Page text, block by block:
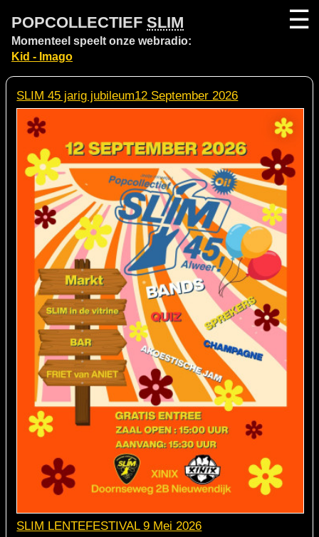
POPCOLLECTIEF SLIM
Momenteel speelt onze webradio:
Kid - Imago
☰
SLIM 45 jarig jubileum12 September 2026
SLIM LENTEFESTIVAL 9 Mei 2026